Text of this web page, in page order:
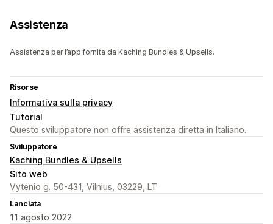
Assistenza
Assistenza per l’app fornita da Kaching Bundles & Upsells.
Risorse
Informativa sulla privacy
Tutorial
Questo sviluppatore non offre assistenza diretta in Italiano.
Sviluppatore
Kaching Bundles & Upsells
Sito web
Vytenio g. 50-431, Vilnius, 03229, LT
Lanciata
11 agosto 2022